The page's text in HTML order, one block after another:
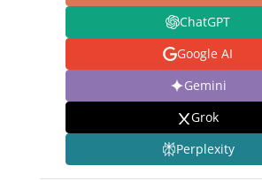
ChatGPT
Google AI
Gemini
Grok
Perplexity